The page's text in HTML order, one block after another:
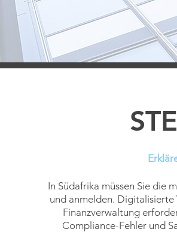
In Südafrika müssen Sie die
und anmelden. Digitalisierte
Finanzverwaltung
Compliance-Fehler und